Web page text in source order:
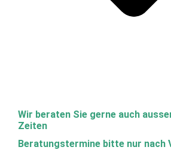
Wir beraten Sie gerne auch
Zeiten
Beratungstermine bitte nur nach